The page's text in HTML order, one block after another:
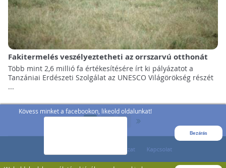
Kövess minket a facebookon, likeold oldalunkat!
Bezárás
Fakitermelés veszélyeztetheti az orrszarvú otthonát
Több mint 2,6 millió fa értékesítésére írt ki pályázatot a
Tanzániai Erdészeti Szolgálat az UNESCO Világörökség részét
...
3 »